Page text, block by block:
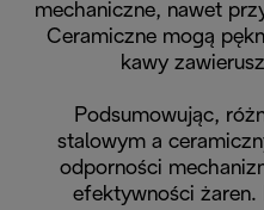
mechaniczne, nawet
Ceramiczne mogą
kawy
Podsumowując,
stalowym a
odporności
efektywności